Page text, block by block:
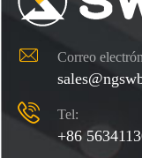
 Correo
 Tel:
+86